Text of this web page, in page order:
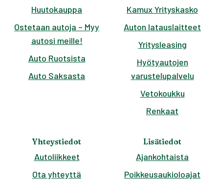
Huutokauppa
Ostetaan autoja – Myy
autosi meille!
Auto Ruotsista
Auto Saksasta
Kamux Yrityskasko
Auton latauslaitteet
Yritysleasing
Hyötyautojen
varustelupalvelu
Vetokoukku
Renkaat
Yhteystiedot
Autoliikkeet
Ota yhteyttä
Lisätiedot
Ajankohtaista
Poikkeusaukioloajat